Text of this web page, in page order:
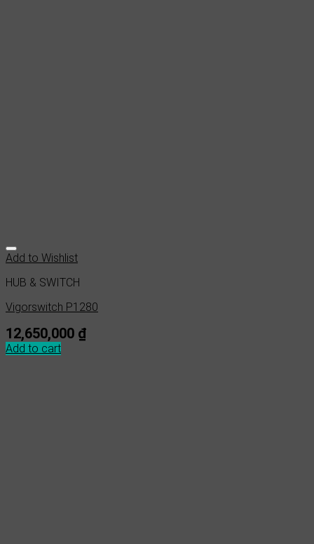
Add to Wishlist
HUB & SWITCH
Vigorswitch P1280
12,650,000 ₫
Add to cart